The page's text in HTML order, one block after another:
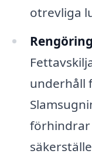
otrevliga
underhåll
förhindrar